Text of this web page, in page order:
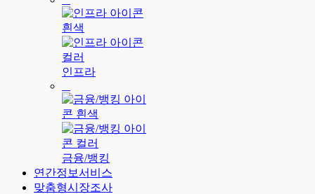
인프라
금융/뱅킹
연간정보서비스
맞춤형시장조사